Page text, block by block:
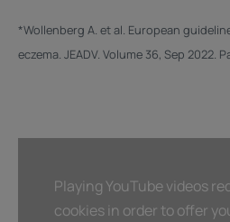
*Wollenberg A. et al. European
eczema. JEADV. Volume 36, Sep 2022.
Playing YouTube videos
cookies in order to offer